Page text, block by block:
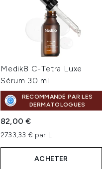
Medik8 C-Tetra Luxe
Sérum 30 ml
RECOMMANDÉ PAR LES
DERMATOLOGUES
82,00 €
2733,33 € par L
ACHETER